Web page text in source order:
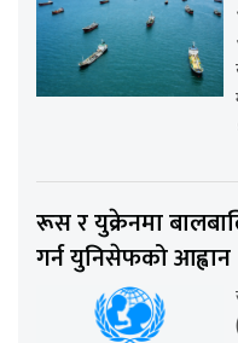
रूस र युक्रेनमा
गर्न युनिसेफको आह्वान